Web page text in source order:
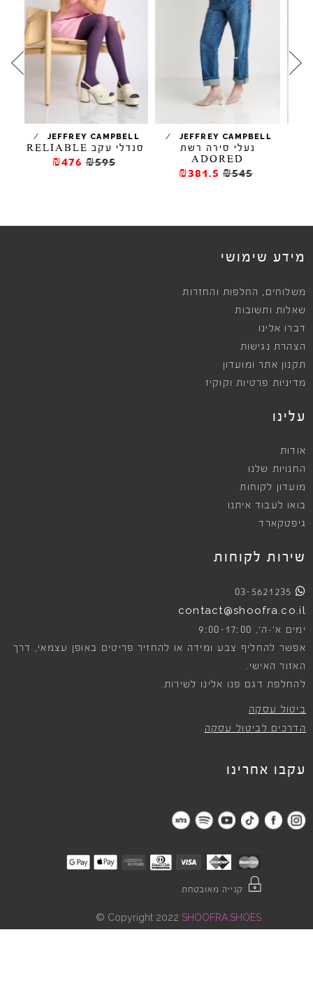
JEFFREY CAMPBELL
/
נעלי סירה רשת
ADORED
₪545
₪381.5
JEFFREY CAMPBELL
/
סנדלי עקב RELIABLE
₪595
₪476
מידע שימושי
משלוחים , החלפות והחזרות
שאלות ותשובות
דברו אלינו
הצהרת נגישות
תקנון אתר ומועדון
מדיניות פרטיות וקוקיז
עלינו
אודות
החנויות שלנו
מועדון לקוחות
בואו לעבוד איתנו
גיפטקארד
שירות לקוחות
03-5621235
contact@shoofra.co.il
ימים א׳-ה׳, 9:00-17:00
אפשר להחליף צבע ומידה או להחזיר פריטים באופן עצמאי, דרך
האזור האישי.
להחלפת דגם פנו אלינו לשירות.
ביטול עסקה
הדרכים לביטול עסקה
עקבו אחרינו
קנייה מאובטחת
Copyright 2022 SHOOFRA.SHOES
©